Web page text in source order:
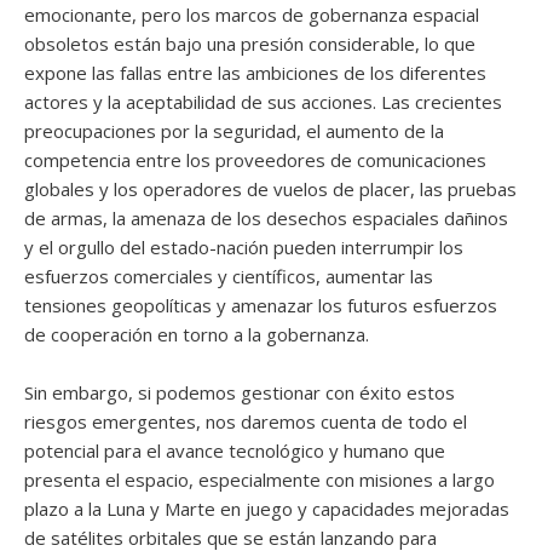
emocionante, pero los marcos de gobernanza espacial
obsoletos están bajo una presión considerable, lo que
expone las fallas entre las ambiciones de los diferentes
actores y la aceptabilidad de sus acciones. Las crecientes
preocupaciones por la seguridad, el aumento de la
competencia entre los proveedores de comunicaciones
globales y los operadores de vuelos de placer, las pruebas
de armas, la amenaza de los desechos espaciales dañinos
y el orgullo del estado-nación pueden interrumpir los
esfuerzos comerciales y científicos, aumentar las
tensiones geopolíticas y amenazar los futuros esfuerzos
de cooperación en torno a la gobernanza.
Sin embargo, si podemos gestionar con éxito estos
riesgos emergentes, nos daremos cuenta de todo el
potencial para el avance tecnológico y humano que
presenta el espacio, especialmente con misiones a largo
plazo a la Luna y Marte en juego y capacidades mejoradas
de satélites orbitales que se están lanzando para